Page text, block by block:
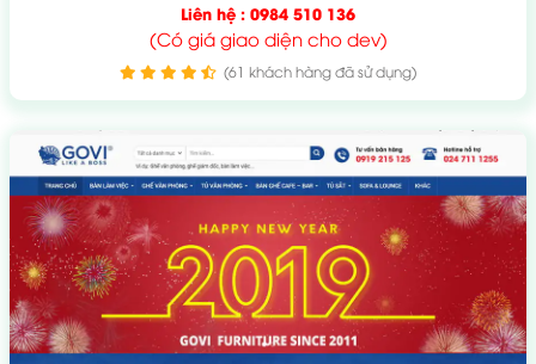
Liên hệ : 0984 510 136
(Có giá giao diện cho dev)
(61 khách hàng đã sử dụng)